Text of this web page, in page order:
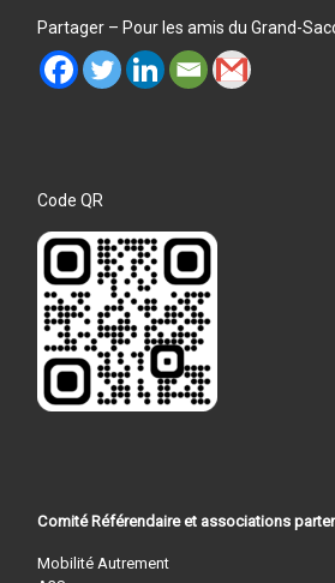
Partager – Pour les amis du Grand-
Code QR
Comité Référendaire et associations
Mobilité Autrement